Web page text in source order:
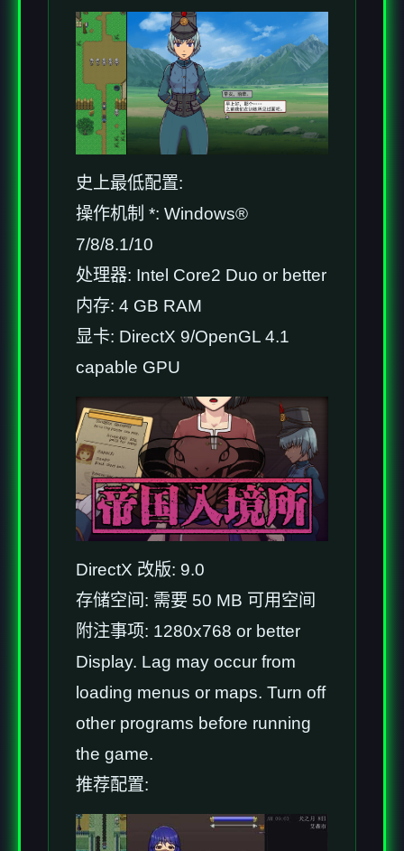
史上最低配置:
操作机制 *: Windows®
7/8/8.1/10
处理器: Intel Core2 Duo or better
内存: 4 GB RAM
显卡: DirectX 9/OpenGL 4.1
capable GPU
DirectX 改版: 9.0
存储空间: 需要 50 MB 可用空间
附注事项: 1280x768 or better
Display. Lag may occur from
loading menus or maps. Turn off
other programs before running
the game.
推荐配置: